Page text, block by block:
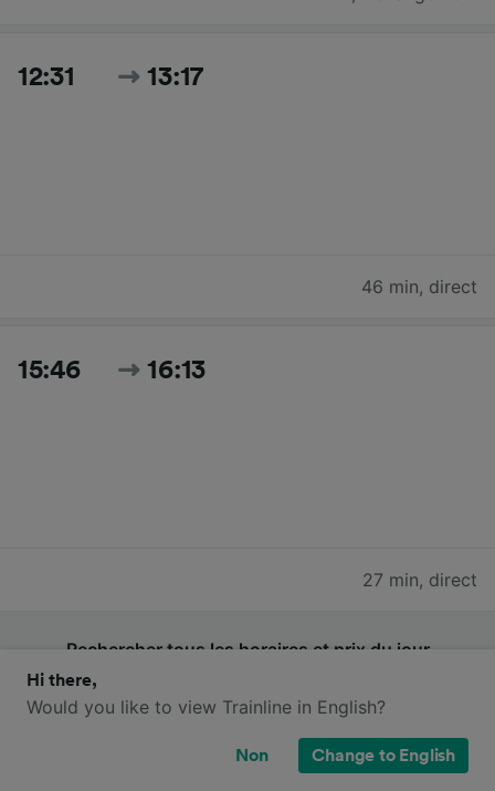
12:31 13:17
46 min, direct
15:46 16:13
27 min, direct
Rechercher tous les horaires et prix du jour
Hi there,
Would you like to view Trainline in English?
Non Change to English